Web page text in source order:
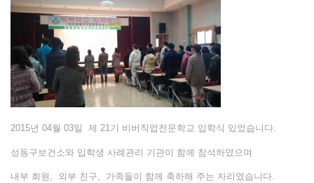
2015년 04월 03일 제 21기 비버직업전문학교 입학식 있었습니다.
성동구보건소와 입학생 사례관리 기관이 함께 참석하였으며
내부 회원, 외부 친구, 가족들이 함께 축하해 주는 자리였습니다.